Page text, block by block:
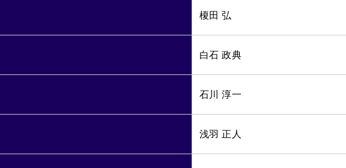
榎田 弘
白石 政典
石川 淳一
浅羽 正人